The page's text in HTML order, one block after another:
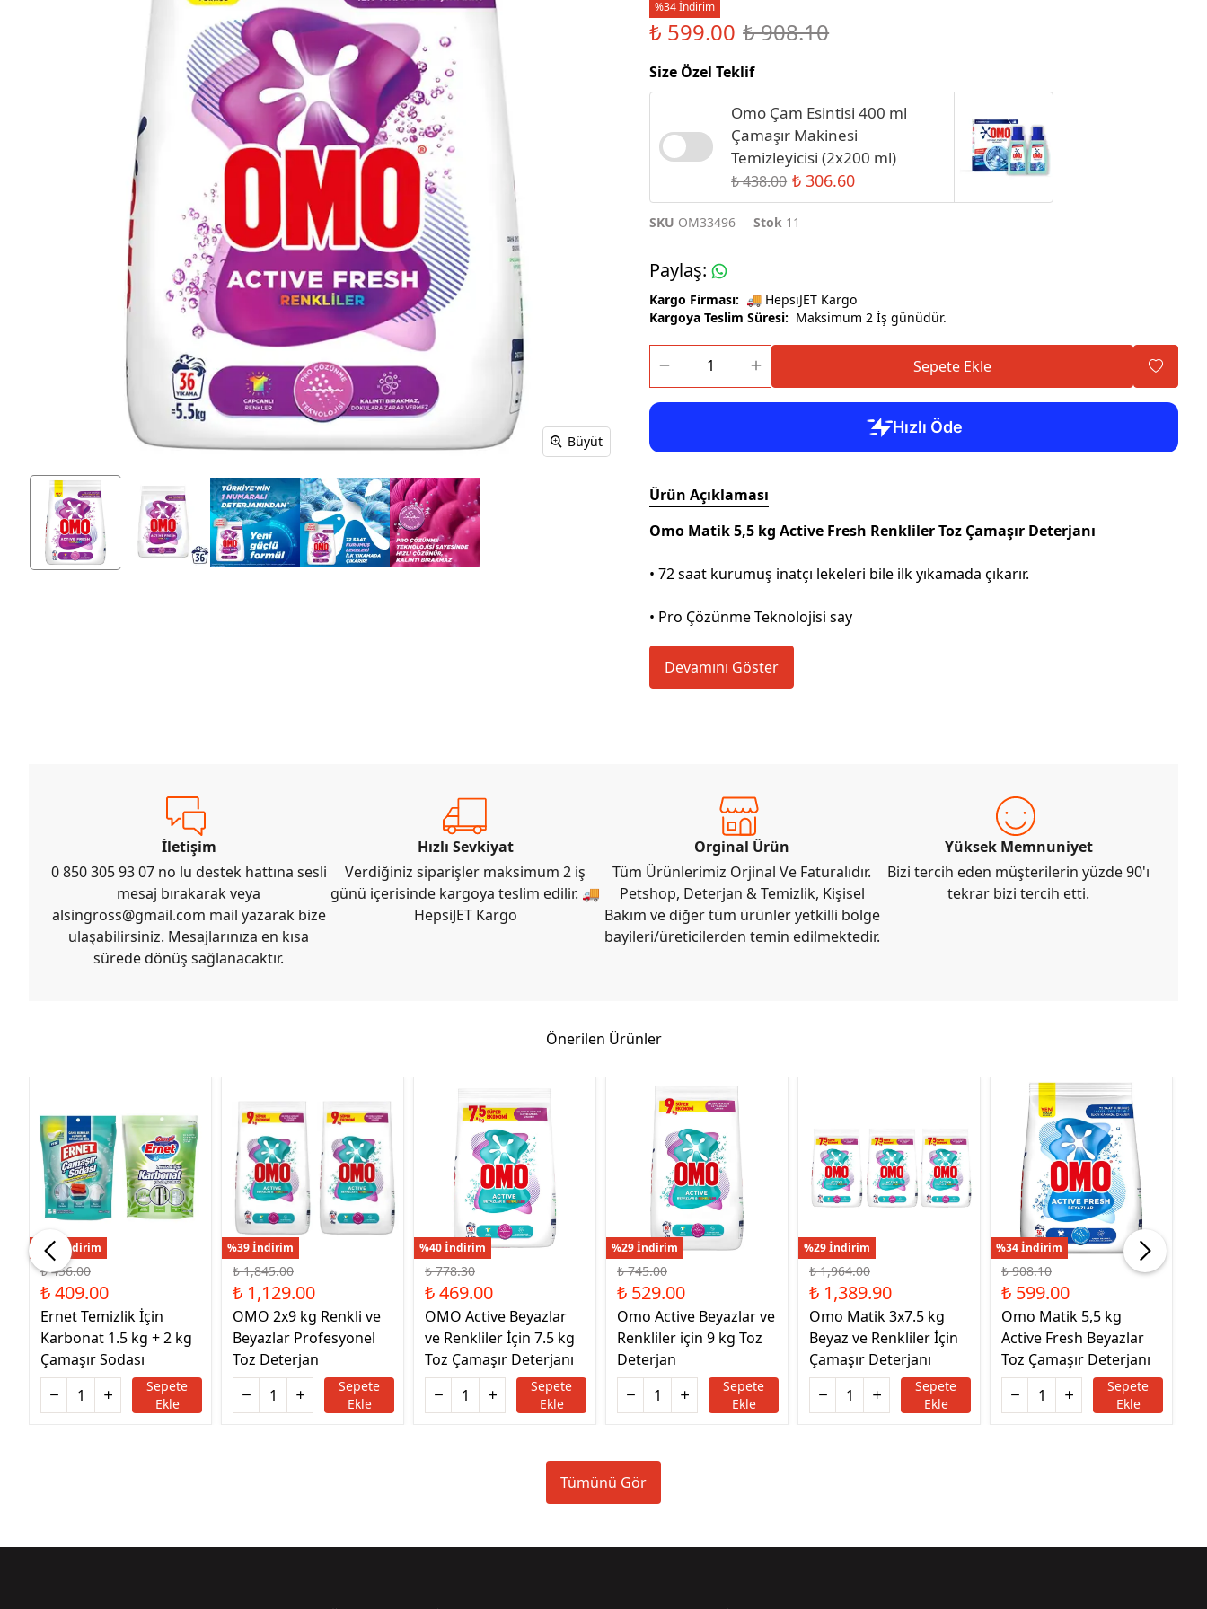
Makine Temizleyiciler / Kireç
Büyüt
%34 İndirim
₺ 599.00 ₺ 908.10
Size Özel Teklif
Omo Çam Esintisi 400 ml
Çamaşır Makinesi
Temizleyicisi (2x200 ml)
₺ 438.00 ₺ 306.60
SKU OM33496 Stok 11
Paylaş:
Kargo Firması: 🚚 HepsiJET Kargo
Kargoya Teslim Süresi: Maksimum 2 İş günüdür.
Sepete Ekle
Ürün Açıklaması
Omo Matik 5,5 kg Active Fresh Renkliler Toz Çamaşır Deterjanı
• 72 saat kurumuş inatçı lekeleri bile ilk yıkamada çıkarır.
• Pro Çözünme Teknolojisi say
Devamını Göster
İletişim
0 850 305 93 07 no lu destek hattına sesli
mesaj bırakarak veya
alsingross@gmail.com mail yazarak bize
ulaşabilirsiniz. Mesajlarınıza en kısa
sürede dönüş sağlanacaktır.
Hızlı Sevkiyat
Verdiğiniz siparişler maksimum 2 iş
günü içerisinde kargoya teslim edilir. 🚚
HepsiJET Kargo
Orginal Ürün
Tüm Ürünlerimiz Orjinal Ve Faturalıdır.
Petshop, Deterjan & Temizlik, Kişisel
Bakım ve diğer tüm ürünler yetkilli bölge
bayileri/üreticilerden temin edilmektedir.
Yüksek Memnuniyet
Bizi tercih eden müşterilerin yüzde 90'ı
tekrar bizi tercih etti.
Önerilen Ürünler
%10 İndirim
₺ 456.00
₺ 409.00
Ernet Temizlik İçin
Karbonat 1.5 kg + 2 kg
Çamaşır Sodası
Sepete
Ekle
%39 İndirim
₺ 1,845.00
₺ 1,129.00
OMO 2x9 kg Renkli ve
Beyazlar Profesyonel
Toz Deterjan
Sepete
Ekle
%40 İndirim
₺ 778.30
₺ 469.00
OMO Active Beyazlar
ve Renkliler İçin 7.5 kg
Toz Çamaşır Deterjanı
Sepete
Ekle
%29 İndirim
₺ 745.00
₺ 529.00
Omo Active Beyazlar ve
Renkliler için 9 kg Toz
Deterjan
Sepete
Ekle
%29 İndirim
₺ 1,964.00
₺ 1,389.90
Omo Matik 3x7.5 kg
Beyaz ve Renkliler İçin
Çamaşır Deterjanı
Sepete
Ekle
%34 İndirim
₺ 908.10
₺ 599.00
Omo Matik 5,5 kg
Active Fresh Beyazlar
Toz Çamaşır Deterjanı
Sepete
Ekle
Tümünü Gör